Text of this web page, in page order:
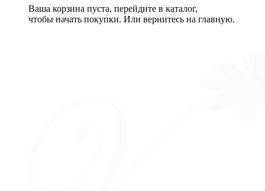
Ваша корзина пуста, перейдите в каталог,
чтобы начать покупки. Или вернитесь на главную.